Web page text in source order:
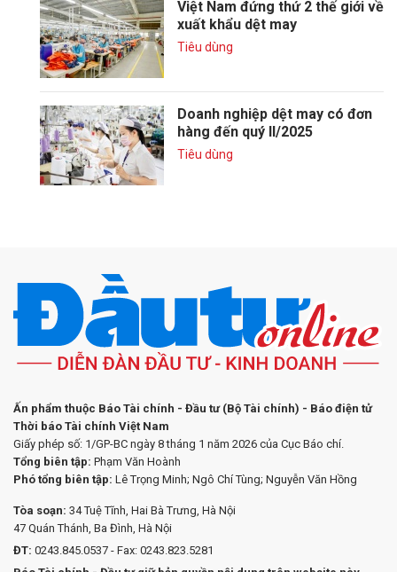
Việt Nam đứng thứ 2 thế giới về
xuất khẩu dệt may
Tiêu dùng
Doanh nghiệp dệt may có đơn
hàng đến quý II/2025
Tiêu dùng
Ấn phẩm thuộc Báo Tài chính - Đầu tư (Bộ Tài chính) - Báo điện tử
Thời báo Tài chính Việt Nam
Giấy phép số: 1/GP-BC ngày 8 tháng 1 năm 2026 của Cục Báo chí.
Tổng biên tập: Phạm Văn Hoành
Phó tổng biên tập: Lê Trọng Minh; Ngô Chí Tùng; Nguyễn Văn Hồng
Tòa soạn: 34 Tuệ Tĩnh, Hai Bà Trưng, Hà Nội
47 Quán Thánh, Ba Đình, Hà Nội
ĐT: 0243.845.0537 - Fax: 0243.823.5281